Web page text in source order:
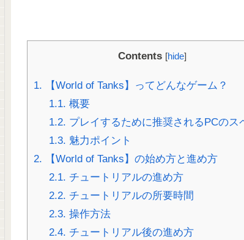
Contents [hide]
1. 【World of Tanks】ってどんなゲーム？
1.1. 概要
1.2. プレイするために推奨されるPCのス
1.3. 魅力ポイント
2. 【World of Tanks】の始め方と進め方
2.1. チュートリアルの進め方
2.2. チュートリアルの所要時間
2.3. 操作方法
2.4. チュートリアル後の進め方